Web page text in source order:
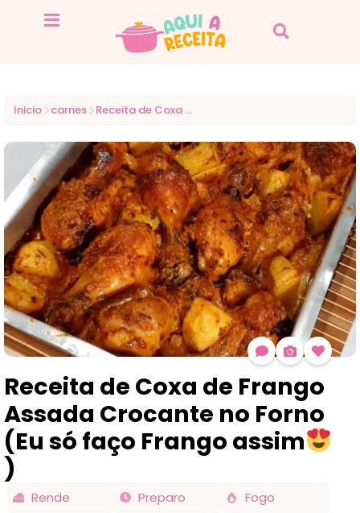
Inicio carnes Receita de Coxa de Frango Assada Crocante no Forno (Eu só faço Frango assim
Receita de Coxa de Frango
Assada Crocante no Forno
(Eu só faço Frango assim
)
Rende Preparo Fogo